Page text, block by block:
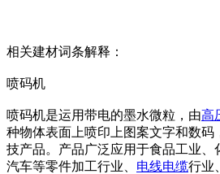
相关建材词条解释：
喷码机
喷码机是运用带电的墨水微粒，由高
种物体表面上喷印上图案文字和数码
技产品。产品广泛应用于食品工业、
汽车等零件加工行业、 电线电缆行业